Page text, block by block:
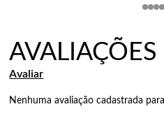
Nenhuma avaliação cadastrada